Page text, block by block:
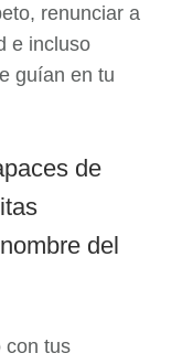
renunciar a
e incluso
guían en tu
de
del
con tus